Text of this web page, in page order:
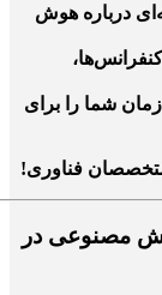
درباره هوش
شما را برای
متخصصان فناوری!
مصنوعی در